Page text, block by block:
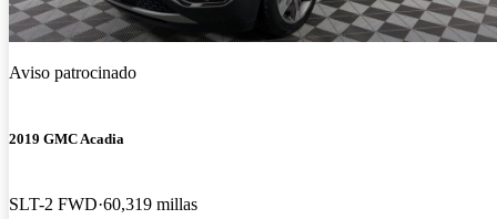
Aviso patrocinado
2019 GMC Acadia
SLT-2 FWD 60,319 millas